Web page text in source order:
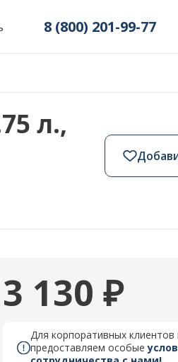
8 (800) 201-99-77
л.,
3 130 ₽
Для корпоративных
предоставляем особые